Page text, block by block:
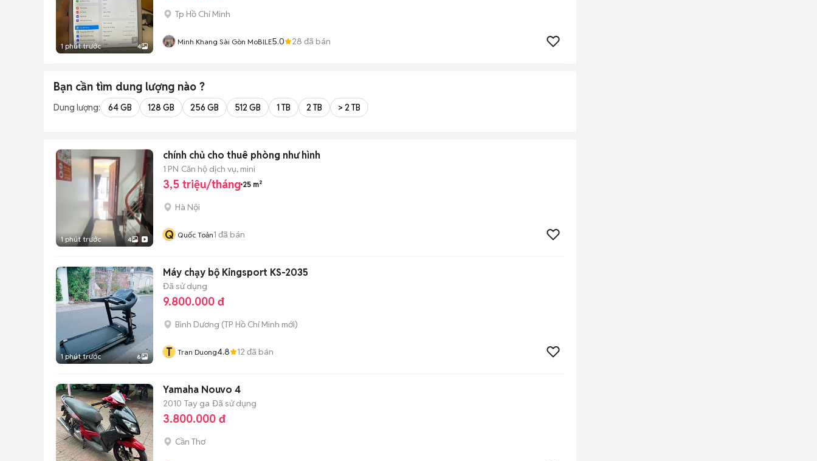
1 phút trước 4
Tp Hồ Chí Minh
Minh Khang Sài Gòn MoBILE5.0 28 đã bán
Bạn cần tìm dung lượng nào ?
Dung lượng: 64 GB 128 GB 256 GB 512 GB 1 TB 2 TB > 2 TB
1 phút trước 4
chính chủ cho thuê phòng như hình
1 PN Căn hộ dịch vụ, mini
3,5 triệu/tháng 25 m²
Hà Nội
Q Quốc Toản1 đã bán
1 phút trước 6
Máy chạy bộ Kingsport KS-2035
Đã sử dụng
9.800.000 đ
Bình Dương (TP Hồ Chí Minh mới)
T Tran Duong4.8 12 đã bán
Yamaha Nouvo 4
2010 Tay ga Đã sử dụng
3.800.000 đ
Cần Thơ